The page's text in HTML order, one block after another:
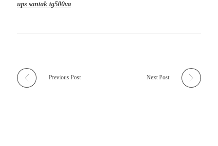
ups santak tg500va
Previous Post Next Post